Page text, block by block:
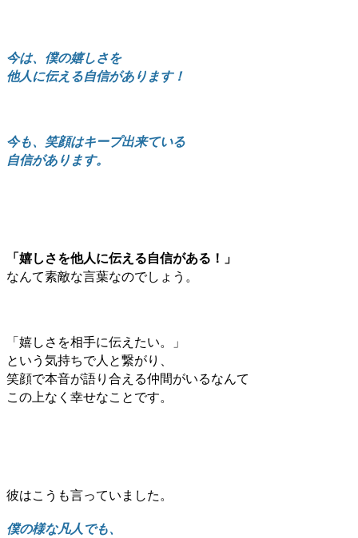
今は、僕の嬉しさを
他人に伝える自信があります！
今も、 笑顔はキープ出来ている
自信があります。
「嬉しさを他人に伝える自信がある！」
なんて素敵な言葉なのでしょう。
「嬉しさを相手に伝えたい。」
という気持ちで人と繋がり、
笑顔で本音が語り合える仲間がいるなんて
この上なく幸せなことです。
彼はこうも言っていました。
僕の様な凡人でも、